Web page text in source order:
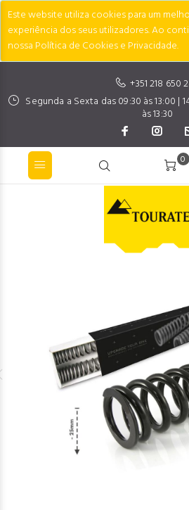
Este website utiliza cookies para um
experiência dos seus utilizadores. Ao
nossa Política de Cookies e Privacidade.
+351 218 650
Segunda a Sexta das 09:30 às 13:00 |
às 13:30
0